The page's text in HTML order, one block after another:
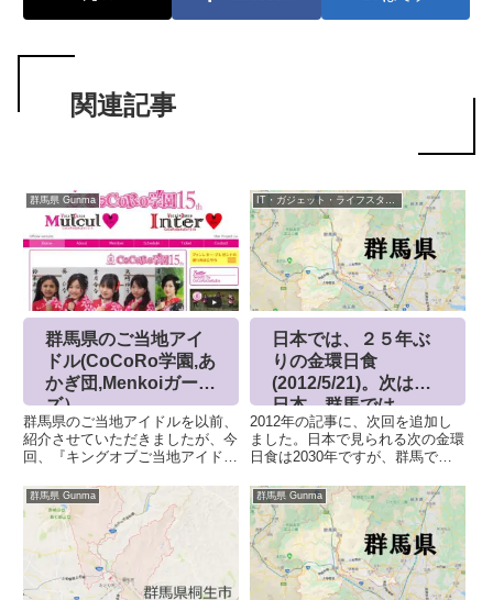
関連記事
群馬県 Gunma
群馬県のご当地アイ
ドル(CoCoRo学園,あ
かぎ団,Menkoiガール
ズ）
群馬県のご当地アイドルを以前、
紹介させていただきましたが、今
回、『キングオブご当地アイドル
見。その中から、群馬県のご当地
アイドルを紹介群馬県を愛してい
る人、応援しましょう！！元記事
はこちら7位 17年目 Co...
日本では、２５年ぶ
りの金環日食
(2012/5/21)。次は、
日本、群馬では
2012年の記事に、次回を追加し
ました。日本で見られる次の金環
日食は2030年ですが、群馬では
し、2035年には群馬県が「皆既
日食」の通り道になるという、世
紀の天文イベントが控えていま
す。次の日食は、1. 今後の...
群馬県 Gunma 群馬県 Gunma